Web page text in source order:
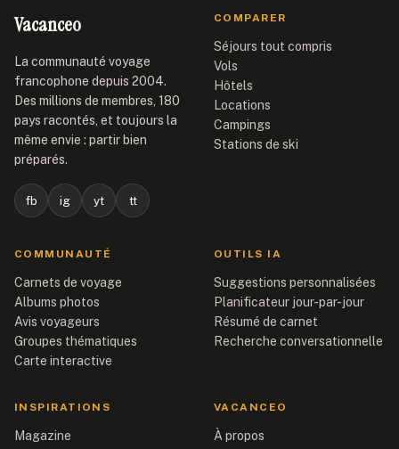
Vacanceo
La communauté voyage
francophone depuis 2004.
Des millions de membres, 180
pays racontés, et toujours la
même envie : partir bien
préparés.
fb ig yt tt
COMPARER
Séjours tout compris
Vols
Hôtels
Locations
Campings
Stations de ski
COMMUNAUTÉ
Carnets de voyage
Albums photos
Avis voyageurs
Groupes thématiques
Carte interactive
OUTILS IA
Suggestions personnalisées
Planificateur jour-par-jour
Résumé de carnet
Recherche conversationnelle
INSPIRATIONS
Magazine
VACANCEO
À propos